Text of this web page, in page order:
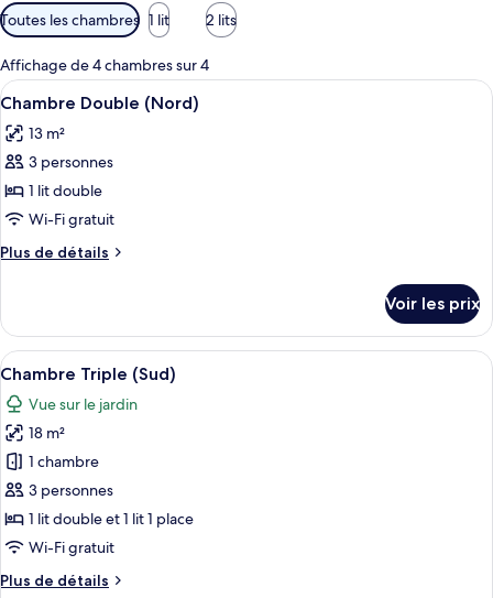
Filtres
disponibles
pour
les
chambres
Toutes les chambres 1 lit 2 lits
Affichage de 4 chambres sur 4
Afficher
toutes
les
photos
pour
ce
type
de
Chambre
Double
(Nord)
Une chambre à coucher avec un lit,
3
Chambre Double (Nord)
13 m²
3 personnes
1 lit double
Wi-Fi gratuit
Plus de détails
Plus
le
type
de
chambre
Chambre
Double
(Nord)
Voir les prix
Afficher
toutes
les
photos
pour
ce
type
de
chambre :
Chambre
Une chambre à coucher avec un lit
5
Chambre Triple (Sud)
Vue sur le jardin
18 m²
1 chambre
3 personnes
1 lit double et 1 lit 1 place
Wi-Fi gratuit
Plus de détails
Plus